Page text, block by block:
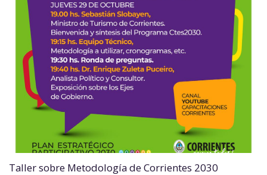
Taller sobre Metodología de Corrientes 2030